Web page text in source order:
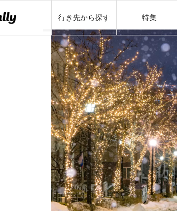
行き先から探す 特集